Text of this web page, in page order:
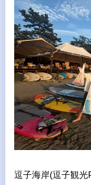
逗子海岸(逗子観光